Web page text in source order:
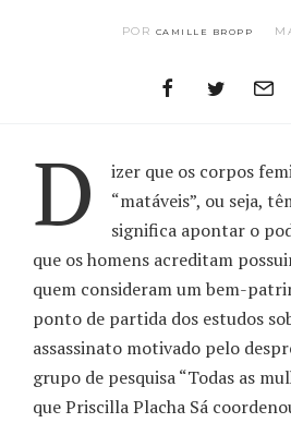
POR CAMILLE BROPP
D
izer que os corpos
“matáveis”, ou seja,
significa apontar o
que os homens acreditam
quem consideram um bem-
ponto de partida dos estudos
assassinato motivado pelo
grupo de pesquisa “Todas as
que Priscilla Placha Sá